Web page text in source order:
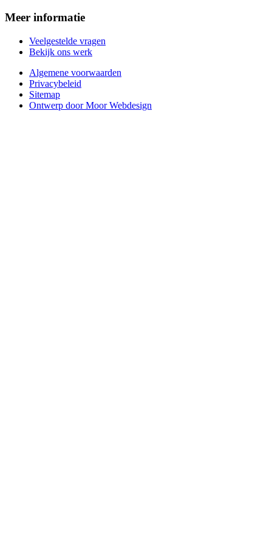
Meer informatie
Veelgestelde vragen
Bekijk ons werk
Algemene voorwaarden
Privacybeleid
Sitemap
Ontwerp door Moor Webdesign